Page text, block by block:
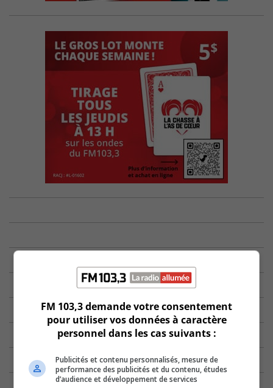
FM 103,3 demande votre consentement
pour utiliser vos données à caractère
personnel dans les cas suivants :
Publicités et contenu personnalisés, mesure de
performance des publicités et du contenu, études
d’audience et développement de services